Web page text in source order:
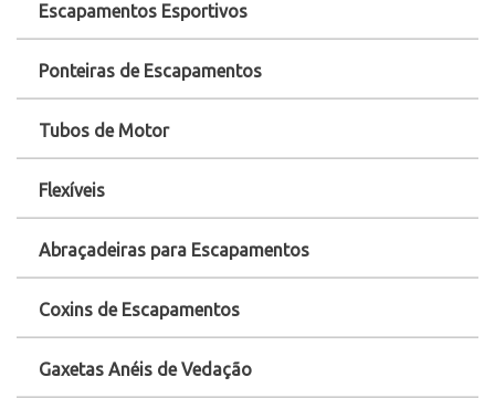
Escapamentos Esportivos
Ponteiras de Escapamentos
Tubos de Motor
Flexíveis
Abraçadeiras para Escapamentos
Coxins de Escapamentos
Gaxetas Anéis de Vedação